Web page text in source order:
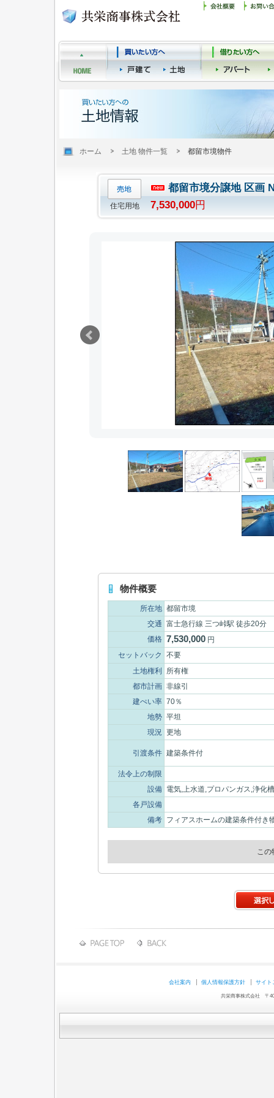
ホーム 土地 物件一覧 都留市境物件
住宅用地
都留市境分譲地 区
7,530,000円
物件概要
所在地 都留市境
交通 富士急行線 三つ峠駅 徒歩20分
価格 7,530,000 円
セットバック
不要
土地権利
所有権
都市計画 非線引
建ぺい率 70％
地勢 平坦
現況 更地
引渡条件 建築条件付
法令上の制限
設備 電気,上水道,プロパンガス,浄化槽
各戸設備
備考 フィアスホームの建築条件付き
この
会社案内 個人情報保護方針 サイト
共栄商事株式会社 〒